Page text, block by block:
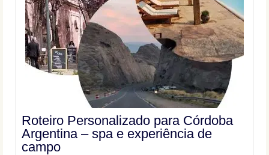
Roteiro Personalizado para Córdoba
Argentina – spa e experiência de
campo